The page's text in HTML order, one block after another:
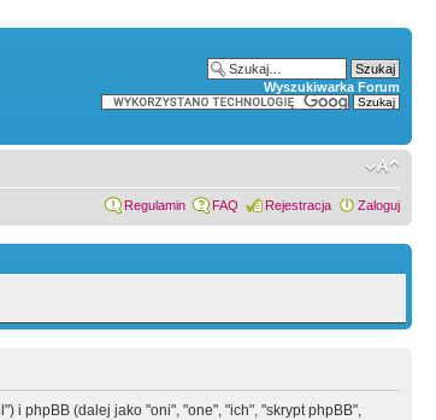
Wyszukiwarka Forum
Regulamin FAQ Rejestracja Zaloguj
i phpBB (dalej jako "oni", "one", "ich", "skrypt phpBB",